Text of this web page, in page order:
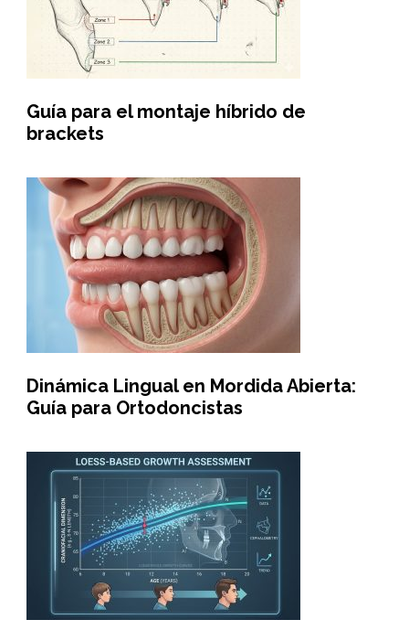
Guía para el montaje híbrido de
brackets
Dinámica Lingual en Mordida Abierta:
Guía para Ortodoncistas